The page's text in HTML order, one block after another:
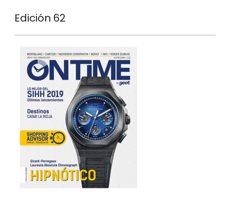
Edición 62